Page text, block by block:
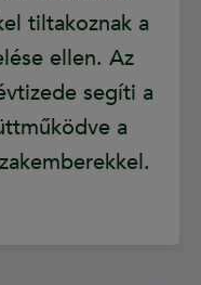
tiltakoznak a
ellen. Az
segíti a
a